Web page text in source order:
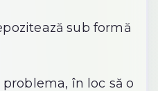
sub formă
problema, în loc să o